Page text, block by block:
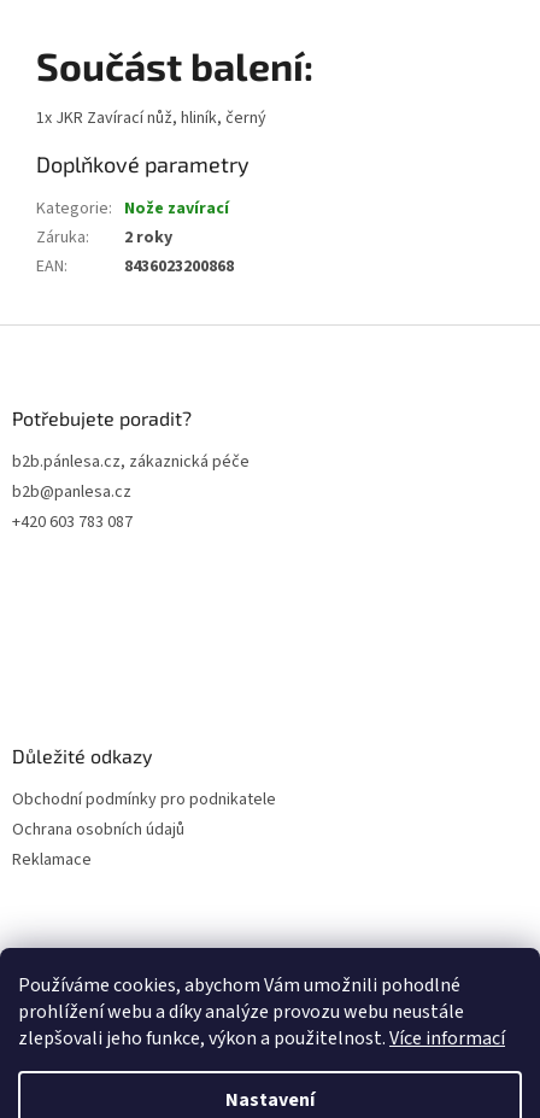
Používáme cookies, abychom Vám umožnili pohodlné
prohlížení webu a díky analýze provozu webu neustále
zlepšovali jeho funkce, výkon a použitelnost.Více informací
Nastavení
Součást balení:
1x JKR Zavírací nůž, hliník, černý
Doplňkové parametry
Kategorie: Nože zavírací
Záruka:
2 roky
EAN: 8436023200868
Potřebujete poradit?
b2b.pánlesa.cz, zákaznická péče
b2b@panlesa.cz
+420 603 783 087
Důležité odkazy
Obchodní podmínky pro podnikatele
Ochrana osobních údajů
Reklamace
Vytvořil Shoptet